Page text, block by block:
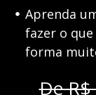
Aprenda
fazer o que
forma
De